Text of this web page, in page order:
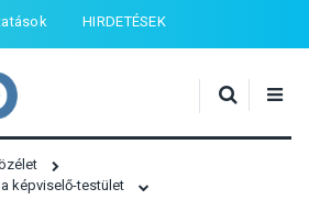
HIRDETÉSEK
képviselő-testület